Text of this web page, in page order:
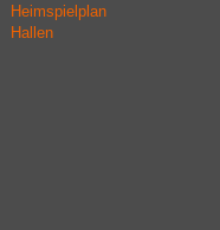
Heimspielplan
Hallen